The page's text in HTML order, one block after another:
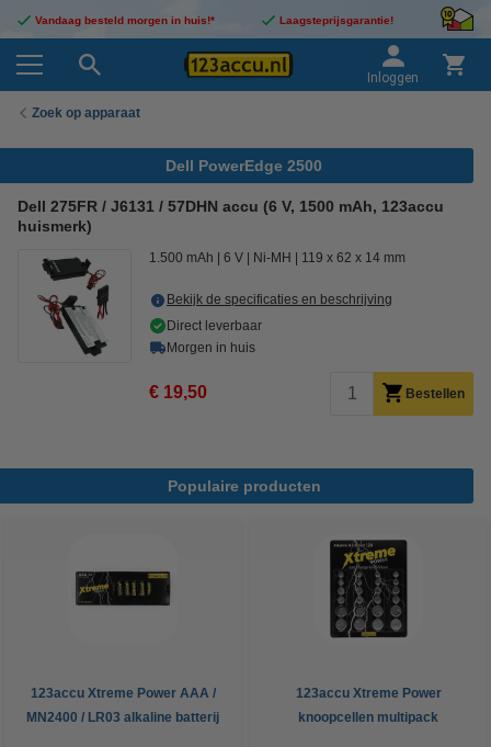
Vandaag besteld morgen in huis!* Laagsteprijsgarantie!
Inloggen
Zoek op apparaat
Dell PowerEdge 2500
Dell 275FR / J6131 / 57DHN accu (6 V, 1500 mAh, 123accu
huismerk)
1.500 mAh 6 V Ni-MH 119 x 62 x 14 mm
Bekijk de specificaties en beschrijving
Direct leverbaar
Morgen in huis
€ 19,50 Bestellen
Populaire producten
123accu Xtreme Power AAA /
MN2400 / LR03 alkaline batterij
123accu Xtreme Power
knoopcellen multipack